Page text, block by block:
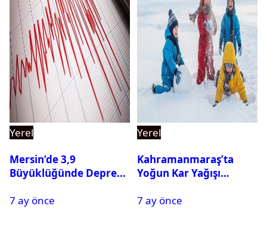
Yerel
Mersin’de 3,9
Büyüklüğünde Deprem
7 ay önce
Yerel
Kahramanmaraş’ta
Yoğun Kar Yağışı
Tatil
7 ay önce